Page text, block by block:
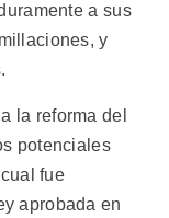
a sus
y
la reforma del
potenciales
fue
aprobada en